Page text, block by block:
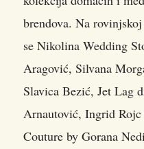
brendova. Na
se Nikolina Wedding
Aragović, Silvana
Slavica Bezić, Jet Lag
Arnautović, Ingrid
Couture by Gorana